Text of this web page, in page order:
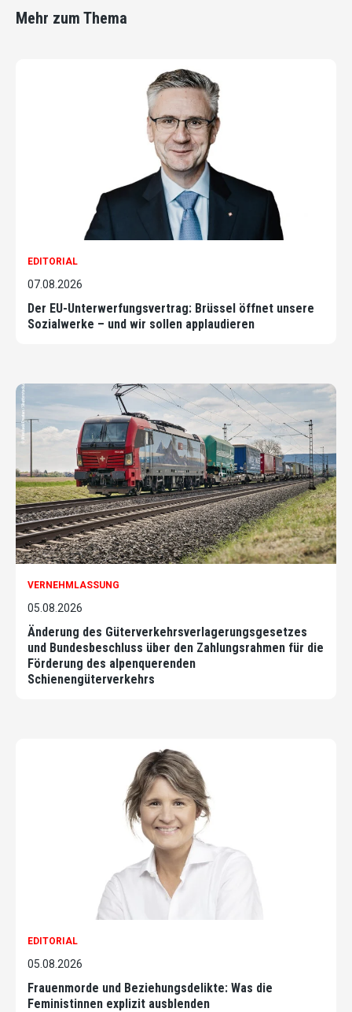
Mehr zum Thema
EDITORIAL
07.08.2026
Der EU-Unterwerfungsvertrag: Brüssel öffnet unsere
Sozialwerke – und wir sollen applaudieren
VERNEHMLASSUNG
05.08.2026
Änderung des Güterverkehrsverlagerungsgesetzes
und Bundesbeschluss über den Zahlungsrahmen für die
Förderung des alpenquerenden
Schienengüterverkehrs
EDITORIAL
05.08.2026
Frauenmorde und Beziehungsdelikte: Was die
Feministinnen explizit ausblenden